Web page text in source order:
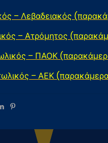
– Λεβαδειακός
– Ατρόμητος
– ΠΑΟΚ
– ΑΕΚ